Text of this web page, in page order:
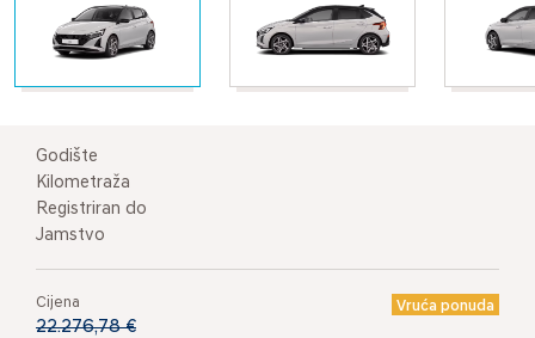
Godište
Kilometraža
Registriran do
Jamstvo
Cijena Vruća ponuda
22.276,78 €